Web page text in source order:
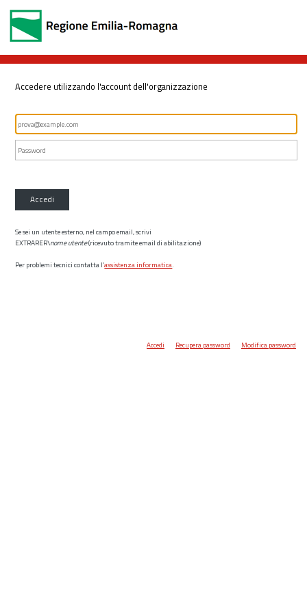
Accedere utilizzando l'account dell'organizzazione
Accedi
Se sei un utente esterno, nel campo email, scrivi
EXTRARER\nome utente(ricevuto tramite email di abilitazione)
Per problemi tecnici contatta l’assistenza informatica.
Accedi Recupera password Modifica password